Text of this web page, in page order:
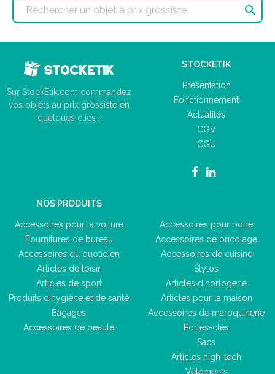

Sur StockEtik.com commandez
vos objets au prix grossiste en
quelques clics !
STOCKETIK
Présentation
Fonctionnement
Actualités
CGV
CGU
NOS PRODUITS
Accessoires pour la voiture
Fournitures de bureau
Accessoires du quotidien
Articles de loisir
Articles de sport
Produits d'hygiène et de santé
Bagages
Accessoires de beauté
Accessoires pour boire
Accessoires de bricolage
Accessoires de cuisine
Stylos
Articles d'horlogerie
Articles pour la maison
Accessoires de maroquinerie
Portes-clés
Sacs
Articles high-tech
Vêtements